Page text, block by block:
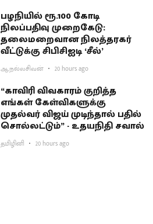
பழநியில் ரூ.100 கோடி
நிலப்பதிவு முறைகேடு:
தலைமறைவான நிலத்தரகர்
வீட்டுக்கு சிபிசிஐடி ‘சீல்’
ஆ.நல்லசிவன் 20 hours ago
“காவிரி விவகாரம் குறித்த
எங்கள் கேள்விகளுக்கு
முதல்வர் விஜய் முடிந்தால் பதில்
சொல்லட்டும்” - உதயநிதி சவால்
தமிழினி 20 hours ago